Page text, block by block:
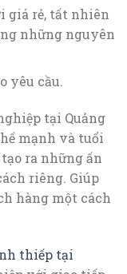
giá rẻ, tất nhiên
những nguyên
yêu cầu.
tại Quảng
mạnh và tuổi
ra những ấn
riêng. Giúp
hàng một cách
thiếp tại